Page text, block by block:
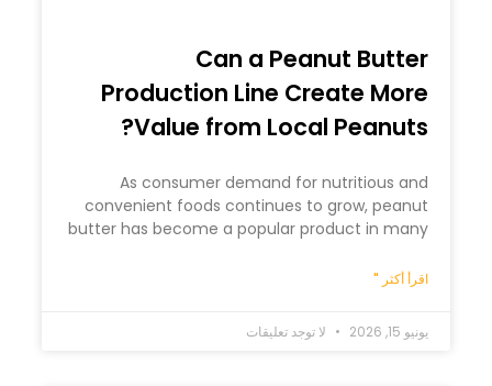
Can a Peanut Butter
Production Line Create More
Value from Local Peanuts?
As consumer demand for nutritious and
convenient foods continues to grow, peanut
butter has become a popular product in many
اقرأ أكثر "
يونيو 15, 2026 لا توجد تعليقات